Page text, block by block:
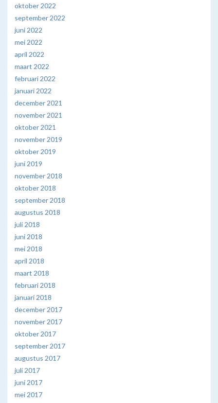
oktober 2022
september 2022
juni 2022
mei 2022
april 2022
maart 2022
februari 2022
januari 2022
december 2021
november 2021
oktober 2021
november 2019
oktober 2019
juni 2019
november 2018
oktober 2018
september 2018
augustus 2018
juli 2018
juni 2018
mei 2018
april 2018
maart 2018
februari 2018
januari 2018
december 2017
november 2017
oktober 2017
september 2017
augustus 2017
juli 2017
juni 2017
mei 2017